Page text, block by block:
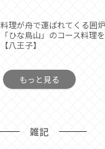
料理が舟で運ばれてくる囲
「ひな鳥山」のコース料理
【八王子】
もっと見る
雑記